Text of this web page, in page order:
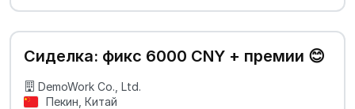
Сиделка: фикс 6000 CNY + премии 😊
DemoWork Co., Ltd.
Пекин, Китай